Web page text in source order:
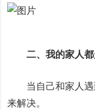
二、我的家人
当自己和家人
来解决。